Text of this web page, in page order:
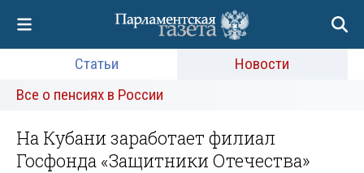
Статьи
Новости
Все о пенсиях в России
На Кубани заработает филиал
Госфонда «Защитники Отечества»